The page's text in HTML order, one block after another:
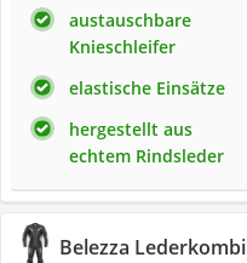
austauschbare
Knieschleifer
elastische Einsätze
hergestellt aus
echtem Rindsleder
Belezza Lederkombi